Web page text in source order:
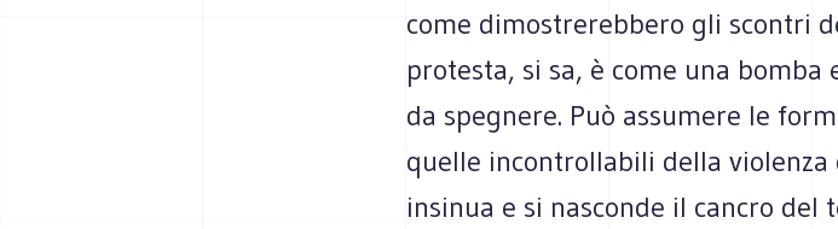
come dimostrerebbero gli scontri
protesta, si sa, è come una
da spegnere. Può assumere le
quelle incontrollabili della
insinua e si nasconde il cancro del